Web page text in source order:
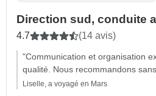
Direction sud, conduite
4.7 (14 avis)
"Communication et organisation
qualité. Nous recommandons
Liselle, a voyagé en Mars